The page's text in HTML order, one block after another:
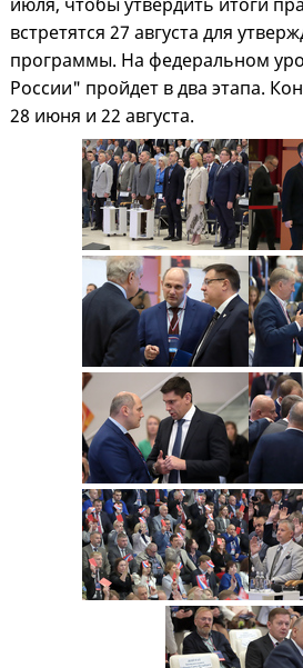
встретятся 27 августа для
программы. На федеральном
России" пройдет в два этапа.
28 июня и 22 августа.